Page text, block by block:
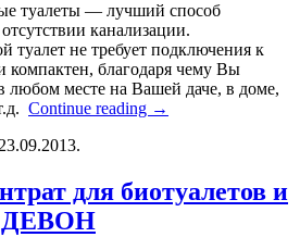
туалеты — лучший способ
канализации.
туалет не требует подключения к
компактен, благодаря чему Вы
любом месте на Вашей даче, в доме,
Continue reading →
для биотуалетов и
ДЕВОН